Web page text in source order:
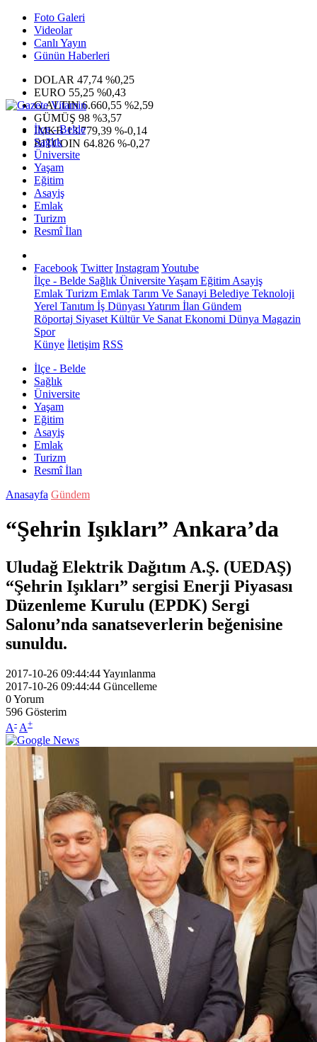
Foto Galeri
Videolar
Canlı Yayın
Günün Haberleri
DOLAR 47,74 %0,25
EURO 55,25 %0,43
G.ALTIN6.660,55 %2,59
GÜMÜŞ 98 %3,57
IMKB13.779,39 %-0,14
BITCOIN 64.826 %-0,27
İlçe - Belde
Sağlık
Üniversite
Yaşam
Eğitim
Asayiş
Emlak
Turizm
Resmî İlan
Facebook Twitter InstagramYoutube
İlçe - Belde Sağlık ÜniversiteYaşam Eğitim Asayiş
Emlak Turizm Emlak Tarım Ve Sanayi Belediye Teknoloji
Yerel Tanıtım İş Dünyası Yatırım İlan Gündem
Röportaj Siyaset Kültür Ve Sanat Ekonomi Dünya Magazin
Spor
Künye İletişim RSS
İlçe - Belde
Sağlık
Üniversite
Yaşam
Eğitim
Asayiş
Emlak
Turizm
Resmî İlan
Anasayfa Gündem
“Şehrin Işıkları” Ankara’da
Uludağ Elektrik Dağıtım A.Ş. (UEDAŞ)
“Şehrin Işıkları” sergisi Enerji Piyasası
Düzenleme Kurulu (EPDK) Sergi
Salonu’nda sanatseverlerin beğenisine
sunuldu.
2017-10-26 09:44:44Yayınlanma
2017-10-26 09:44:44 Güncelleme
0Yorum
596 Gösterim
A- A+